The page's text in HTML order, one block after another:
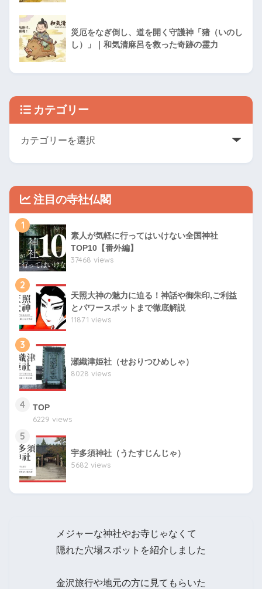
災厄をなぎ倒し、道を開く守護神「猪（いのし
し）」｜和気清麻呂を救った奇跡の霊力
カテゴリー
注目の寺社仏閣
1
素人が気軽に行ってはいけない全国神社
TOP10【番外編】
37468 views
2
天照大神の魅力に迫る！神話や御朱印,ご利益
とパワースポットまで徹底解説
11871 views
3
瀬織津姫社（せおりつひめしゃ）
8028 views
4
TOP
6229 views
5
宇多須神社（うたすじんじゃ）
5682 views
メジャーな神社やお寺じゃなくて
隠れた穴場スポットを紹介しました
金沢旅行や地元の方に見てもらいた